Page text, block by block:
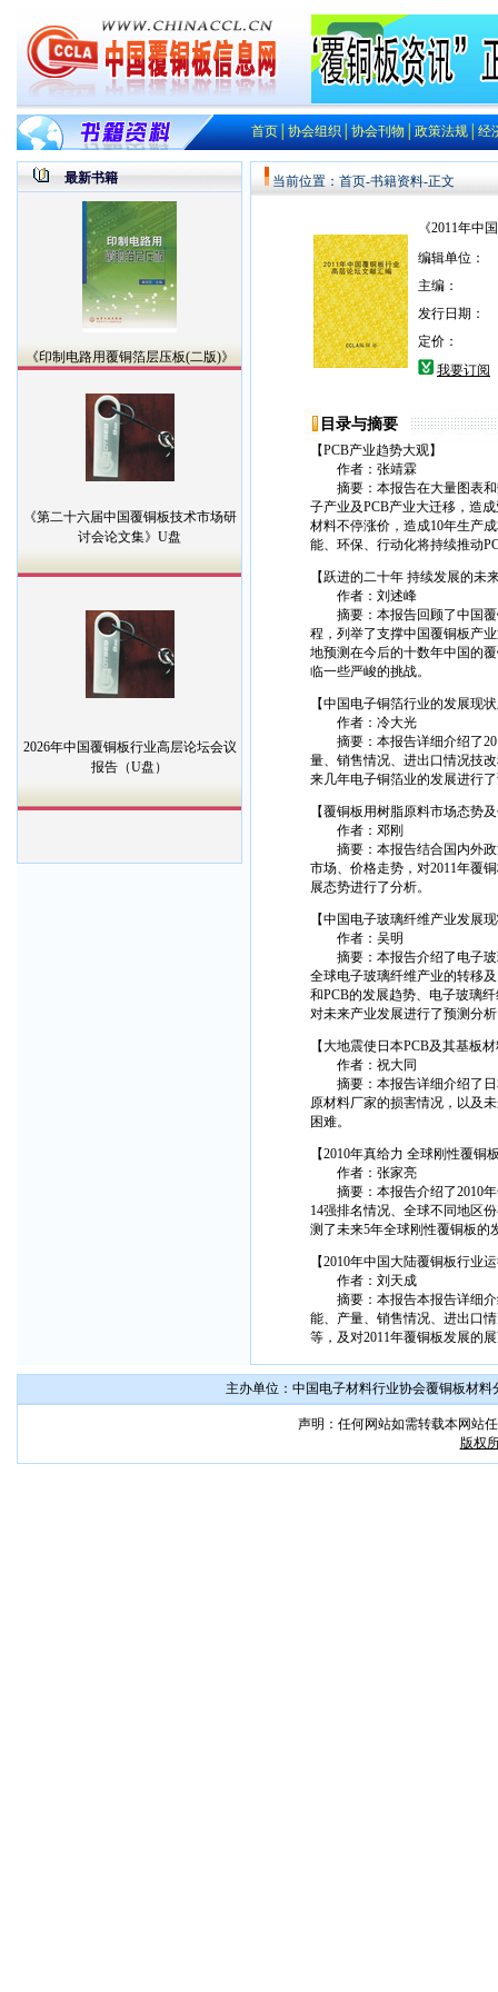
首页│协会组织│协会刊物│政策法规│经
最新书籍
《印制电路用覆铜箔层压板(二版)》
《第二十六届中国覆铜板技术市场研
讨会论文集》U盘
2026年中国覆铜板行业高层论坛会议
报告（U盘）
当前位置： 首页-书籍资料-正文
《2011年中
编辑单位：
主编：
发行日期：
定价：
我要订阅
目录与摘要
【PCB产业趋势大观】
作者：张靖霖
摘要：本报告在大量图表和
子产业及PCB产业大迁移，造
材料不停涨价，造成10年生产
能、环保、行动化将持续推动
【跃进的二十年 持续发展的未
作者：刘述峰
摘要：本报告回顾了中国覆
程，列举了支撑中国覆铜板产
地预测在今后的十数年中国的
临一些严峻的挑战。
【中国电子铜箔行业的发展现
作者：冷大光
摘要：本报告详细介绍了
量、销售情况、进出口情况技
来几年电子铜箔业的发展进行
【覆铜板用树脂原料市场态势
作者：邓刚
摘要：本报告结合国内外政
市场、价格走势，对2011年覆
展态势进行了分析。
【中国电子玻璃纤维产业发展
作者：吴明
摘要：本报告介绍了电子玻
全球电子玻璃纤维产业的转移
和PCB的发展趋势、电子玻璃
对未来产业发展进行了预测分
【大地震使日本PCB及其基板
作者：祝大同
摘要：本报告详细介绍了日
原材料厂家的损害情况，以及
困难。
【2010年真给力 全球刚性覆铜
作者：张家亮
摘要：本报告介绍了2010年
14强排名情况、全球不同地区
测了未来5年全球刚性覆铜板的
【2010年中国大陆覆铜板行业
作者：刘天成
摘要：本报告本报告详细介
能、产量、销售情况、进出口
等，及对2011年覆铜板发展的
主办单位：中国电子材料行业协会覆铜板材
声明：任何网站如需转载本网站
版权